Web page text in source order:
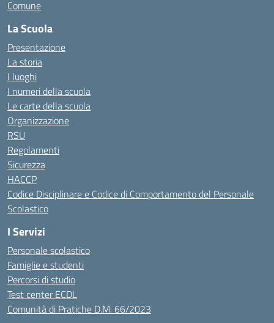
Comune
La Scuola
Presentazione
La storia
I luoghi
I numeri della scuola
Le carte della scuola
Organizzazione
RSU
Regolamenti
Sicurezza
HACCP
Codice Disciplinare e Codice di Comportamento del Personale
Scolastico
I Servizi
Personale scolastico
Famiglie e studenti
Percorsi di studio
Test center ECDL
Comunità di Pratiche D.M. 66/2023